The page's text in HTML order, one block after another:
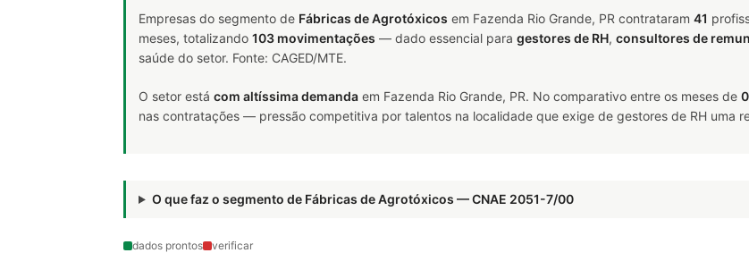
Empresas do segmento de Fábricas de Agrotóxicos em Fazenda Rio Grande, PR contrataram 41
meses, totalizando 103 movimentações — dado essencial para gestores de RH, consultores de
saúde do setor. Fonte: CAGED/MTE.
O setor está com altíssima demanda em Fazenda Rio Grande, PR. No comparativo entre os meses de
nas contratações — pressão competitiva por talentos na localidade que exige de gestores de RH uma
O que faz o segmento de Fábricas de Agrotóxicos — CNAE 2051-7/00
dados prontos verificar